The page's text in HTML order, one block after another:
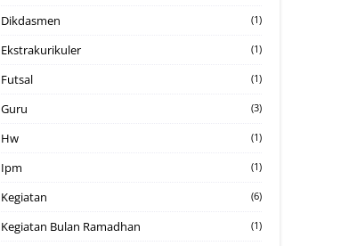
Dikdasmen (1)
Ekstrakurikuler (1)
Futsal (1)
Guru (3)
Hw (1)
Ipm (1)
Kegiatan (6)
Kegiatan Bulan Ramadhan (1)